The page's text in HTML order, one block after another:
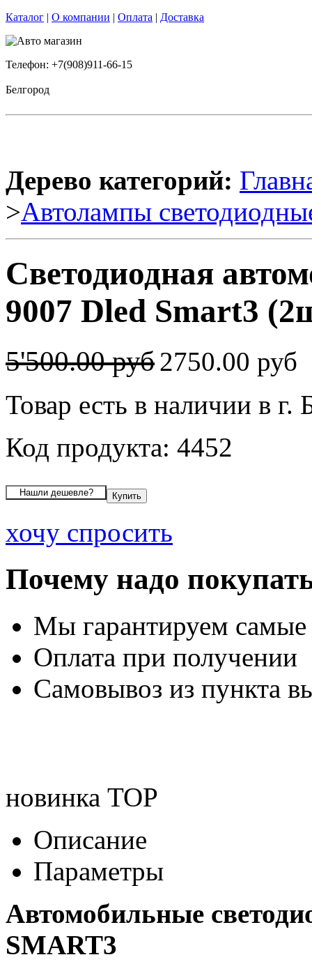
Каталог | О компании | Оплата | Доставка
Телефон: +7(908)911-66-15
Белгород
Дерево категорий:
>Автолампы
Светодиодная
9007 Dled Smart3
5'500.00 руб2750.00 руб
Товар есть в наличии в г.
Код продукта: 4452
хочу спросить
Почему надо
Мы гарантируем
Оплата при получении
Самовывоз из пункта
новинка TOP
Описание
Параметры
Автомобильные
SMART3